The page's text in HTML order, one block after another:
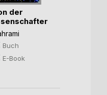
der
Buch
E-Book